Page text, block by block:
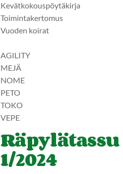
Kevätkokouspöytäkirja
Toimintakertomus
Vuoden koirat
AGILITY
MEJÄ
NOME
PETO
TOKO
VEPE
Räpylätassu
1/2024